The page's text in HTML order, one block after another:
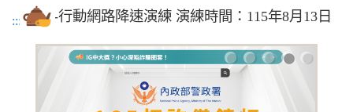
:::】-行動網路降速演練 演練時間：115年8月13日
1 2 3 4 5